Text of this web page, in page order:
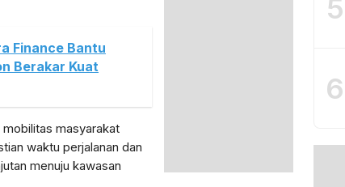
Finance Bantu
Berakar Kuat
masyarakat
waktu perjalanan dan
menuju kawasan
5
6